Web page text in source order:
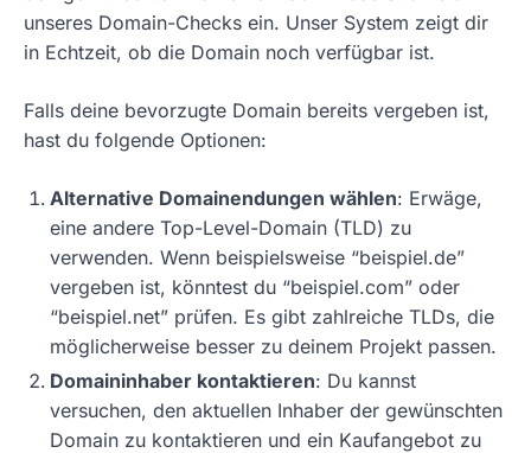
unseres Domain-Checks ein. Unser System zeigt dir
in Echtzeit, ob die Domain noch verfügbar ist.
Falls deine bevorzugte Domain bereits vergeben ist,
hast du folgende Optionen:
Alternative Domainendungen wählen: Erwäge,
eine andere Top-Level-Domain (TLD) zu
verwenden. Wenn beispielsweise “beispiel.de”
vergeben ist, könntest du “beispiel.com” oder
“beispiel.net” prüfen. Es gibt zahlreiche TLDs, die
möglicherweise besser zu deinem Projekt passen.
Domaininhaber kontaktieren: Du kannst
versuchen, den aktuellen Inhaber der gewünschten
Domain zu kontaktieren und ein Kaufangebot zu